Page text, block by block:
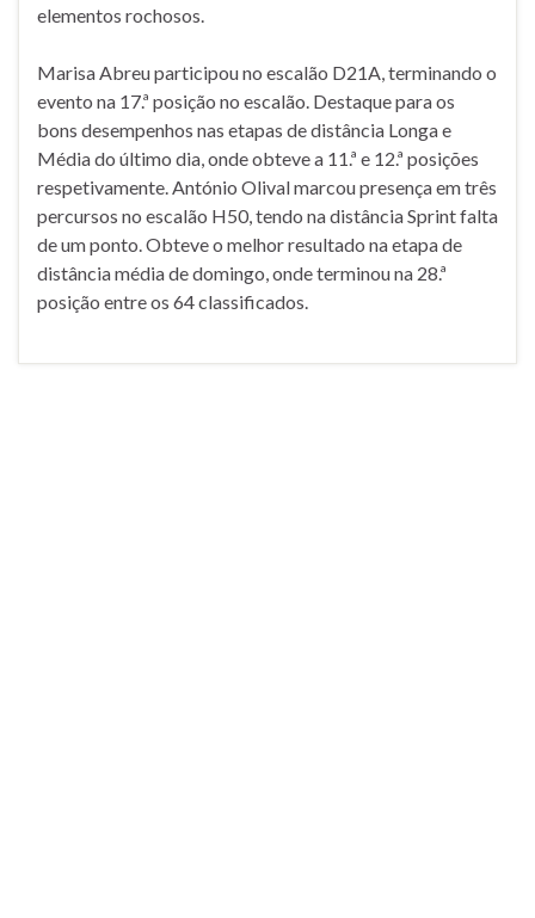
elementos rochosos.
Marisa Abreu participou no escalão D21A, terminando o
evento na 17.ª posição no escalão. Destaque para os
bons desempenhos nas etapas de distância Longa e
Média do último dia, onde obteve a 11.ª e 12.ª posições
respetivamente. António Olival marcou presença em três
percursos no escalão H50, tendo na distância Sprint falta
de um ponto. Obteve o melhor resultado na etapa de
distância média de domingo, onde terminou na 28.ª
posição entre os 64 classificados.